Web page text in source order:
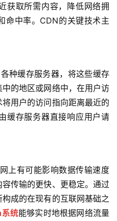
获取所需内容，降低网络拥
命中率。CDN的关键技术主
的地区或网络中，在用户访
用户的访问指向距离最近的
缓存服务器直接响应用户请
传输的更快、更稳定。通过
成的在现有的互联网基础之
统能够实时地根据网络流量